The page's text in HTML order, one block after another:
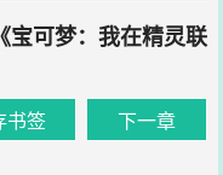
宝可梦：我在精灵联
书签 下一章